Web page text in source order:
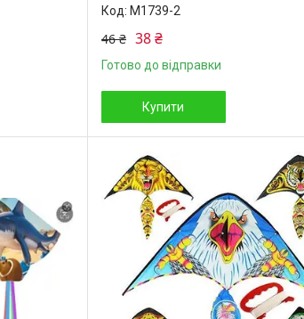
M1739-2
46 ₴ 38 ₴
Готово до відправки
Купити